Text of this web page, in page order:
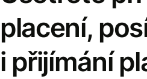
placení,
i přijímání